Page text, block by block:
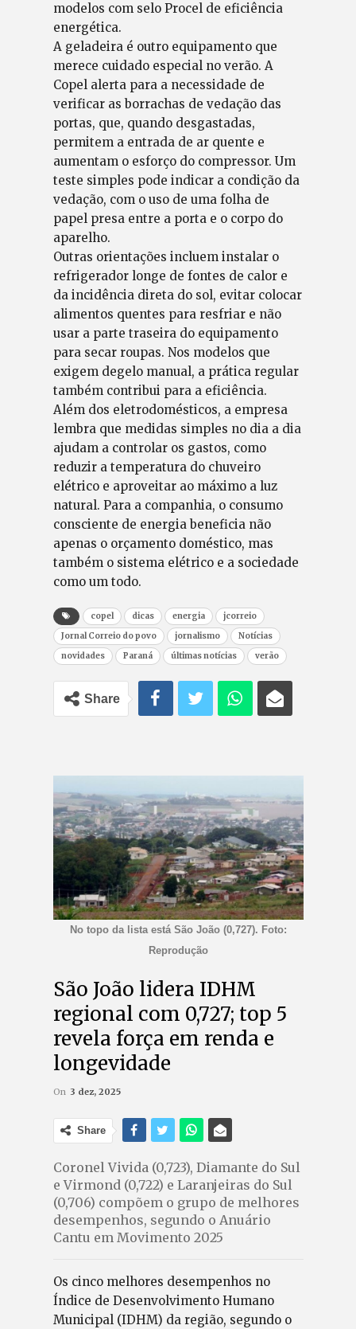
modelos com selo Procel de eficiência
energética.
A geladeira é outro equipamento que
merece cuidado especial no verão. A
Copel alerta para a necessidade de
verificar as borrachas de vedação das
portas, que, quando desgastadas,
permitem a entrada de ar quente e
aumentam o esforço do compressor. Um
teste simples pode indicar a condição da
vedação, com o uso de uma folha de
papel presa entre a porta e o corpo do
aparelho.
Outras orientações incluem instalar o
refrigerador longe de fontes de calor e
da incidência direta do sol, evitar colocar
alimentos quentes para resfriar e não
usar a parte traseira do equipamento
para secar roupas. Nos modelos que
exigem degelo manual, a prática regular
também contribui para a eficiência.
Além dos eletrodomésticos, a empresa
lembra que medidas simples no dia a dia
ajudam a controlar os gastos, como
reduzir a temperatura do chuveiro
elétrico e aproveitar ao máximo a luz
natural. Para a companhia, o consumo
consciente de energia beneficia não
apenas o orçamento doméstico, mas
também o sistema elétrico e a sociedade
como um todo.
copel dicas energia
jcorreio
Jornal Correio do povo
jornalismo
Notícias
novidades
Paraná últimas notícias verão
Share
No topo da lista está São João (0,727). Foto:
Reprodução
São João lidera IDHM
regional com 0,727; top 5
revela força em renda e
longevidade
On 3 dez, 2025
Share
Coronel Vivida (0,723), Diamante do Sul
e Virmond (0,722) e Laranjeiras do Sul
(0,706) compõem o grupo de melhores
desempenhos, segundo o Anuário
Cantu em Movimento 2025
Os cinco melhores desempenhos no
Índice de Desenvolvimento Humano
Municipal (IDHM) da região, segundo o